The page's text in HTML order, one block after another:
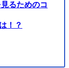
るためのコ
！？